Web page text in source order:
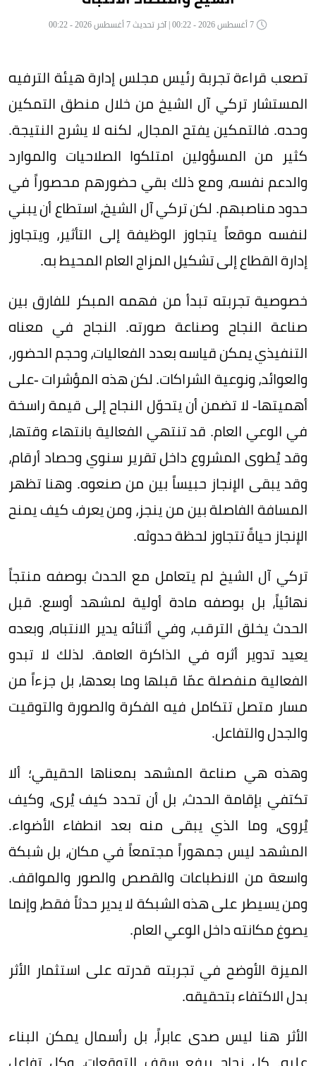
تصعب قراءة تجربة رئيس مجلس إدارة هيئة الترفيه
المستشار تركي آل الشيخ من خلال منطق التمكين
وحده. فالتمكين يفتح المجال، لكنه لا يشرح النتيجة.
كثير من المسؤولين امتلكوا الصلاحيات والموارد
والدعم نفسه، ومع ذلك بقي حضورهم محصوراً في
حدود مناصبهم. لكن تركي آل الشيخ، استطاع أن يبني
لنفسه موقعاً يتجاوز الوظيفة إلى التأثير، ويتجاوز
إدارة القطاع إلى تشكيل المزاج العام المحيط به.
خصوصية تجربته تبدأ من فهمه المبكر للفارق بين
صناعة النجاح وصناعة صورته. النجاح في معناه
التنفيذي يمكن قياسه بعدد الفعاليات، وحجم الحضور،
والعوائد، ونوعية الشراكات. لكن هذه المؤشرات -على
أهميتها- لا تضمن أن يتحوّل النجاح إلى قيمة راسخة
في الوعي العام. قد تنتهي الفعالية بانتهاء وقتها،
وقد يُطوى المشروع داخل تقرير سنوي وحصاد أرقام،
وقد يبقى الإنجاز حبيساً بين من صنعوه. وهنا تظهر
المسافة الفاصلة بين من ينجز، ومن يعرف كيف يمنح
الإنجاز حياةً تتجاوز لحظة حدوثه.
تركي آل الشيخ لم يتعامل مع الحدث بوصفه منتجاً
نهائياً، بل بوصفه مادة أولية لمشهد أوسع. قبل
الحدث يخلق الترقب، وفي أثنائه يدير الانتباه، وبعده
يعيد تدوير أثره في الذاكرة العامة. لذلك لا تبدو
الفعالية منفصلة عمّا قبلها وما بعدها، بل جزءاً من
مسار متصل تتكامل فيه الفكرة والصورة والتوقيت
والجدل والتفاعل.
وهذه هي صناعة المشهد بمعناها الحقيقي؛ ألا
تكتفي بإقامة الحدث، بل أن تحدد كيف يُرى، وكيف
يُروى، وما الذي يبقى منه بعد انطفاء الأضواء.
المشهد ليس جمهوراً مجتمعاً في مكان، بل شبكة
واسعة من الانطباعات والقصص والصور والمواقف.
ومن يسيطر على هذه الشبكة لا يدير حدثاً فقط، وإنما
يصوغ مكانته داخل الوعي العام.
الميزة الأوضح في تجربته قدرته على استثمار الأثر
بدل الاكتفاء بتحقيقه.
الأثر هنا ليس صدى عابراً، بل رأسمال يمكن البناء